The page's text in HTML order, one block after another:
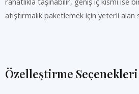
atıştırmalık paketlemek için yeterli alan
Özelleştirme Seçenekleri